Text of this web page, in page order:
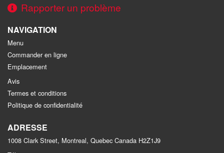
Rapporter un problème
NAVIGATION
Menu
Commander en ligne
Emplacement
Avis
Termes et conditions
Politique de confidentialité
ADRESSE
1008 Clark Street, Montreal, Quebec Canada H2Z1J9